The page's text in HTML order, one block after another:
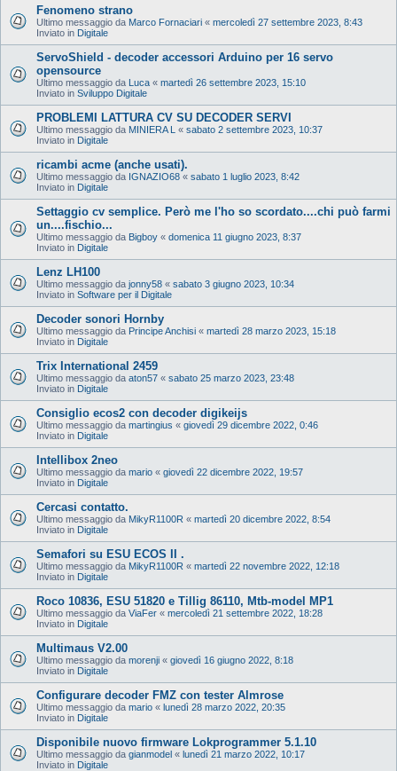
Fenomeno strano
Ultimo messaggio da Marco Fornaciari « mercoledì 27 settembre 2023, 8:43
Inviato in Digitale
ServoShield - decoder accessori Arduino per 16 servo
opensource
Ultimo messaggio da Luca « martedì 26 settembre 2023, 15:10
Inviato in Sviluppo Digitale
PROBLEMI LATTURA CV SU DECODER SERVI
Ultimo messaggio da MINIERA L « sabato 2 settembre 2023, 10:37
Inviato in Digitale
ricambi acme (anche usati).
Ultimo messaggio da IGNAZIO68 « sabato 1 luglio 2023, 8:42
Inviato in Digitale
Settaggio cv semplice. Però me l'ho so scordato....chi può farmi
un....fischio...
Ultimo messaggio da Bigboy « domenica 11 giugno 2023, 8:37
Inviato in Digitale
Lenz LH100
Ultimo messaggio da jonny58 « sabato 3 giugno 2023, 10:34
Inviato in Software per il Digitale
Decoder sonori Hornby
Ultimo messaggio da Principe Anchisi « martedì 28 marzo 2023, 15:18
Inviato in Digitale
Trix International 2459
Ultimo messaggio da aton57 « sabato 25 marzo 2023, 23:48
Inviato in Digitale
Consiglio ecos2 con decoder digikeijs
Ultimo messaggio da martingius « giovedì 29 dicembre 2022, 0:46
Inviato in Digitale
Intellibox 2neo
Ultimo messaggio da mario « giovedì 22 dicembre 2022, 19:57
Inviato in Digitale
Cercasi contatto.
Ultimo messaggio da MikyR1100R « martedì 20 dicembre 2022, 8:54
Inviato in Digitale
Semafori su ESU ECOS II .
Ultimo messaggio da MikyR1100R « martedì 22 novembre 2022, 12:18
Inviato in Digitale
Roco 10836, ESU 51820 e Tillig 86110, Mtb-model MP1
Ultimo messaggio da ViaFer « mercoledì 21 settembre 2022, 18:28
Inviato in Digitale
Multimaus V2.00
Ultimo messaggio da morenji « giovedì 16 giugno 2022, 8:18
Inviato in Digitale
Configurare decoder FMZ con tester Almrose
Ultimo messaggio da mario « lunedì 28 marzo 2022, 20:35
Inviato in Digitale
Disponibile nuovo firmware Lokprogrammer 5.1.10
Ultimo messaggio da gianmodel « lunedì 21 marzo 2022, 10:17
Inviato in Digitale